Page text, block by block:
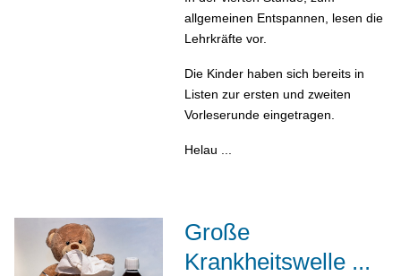
allgemeinen Entspannen, lesen die
Lehrkräfte vor.
Die Kinder haben sich bereits in
Listen zur ersten und zweiten
Vorleserunde eingetragen.
Helau ...
Große
Krankheitswelle ...